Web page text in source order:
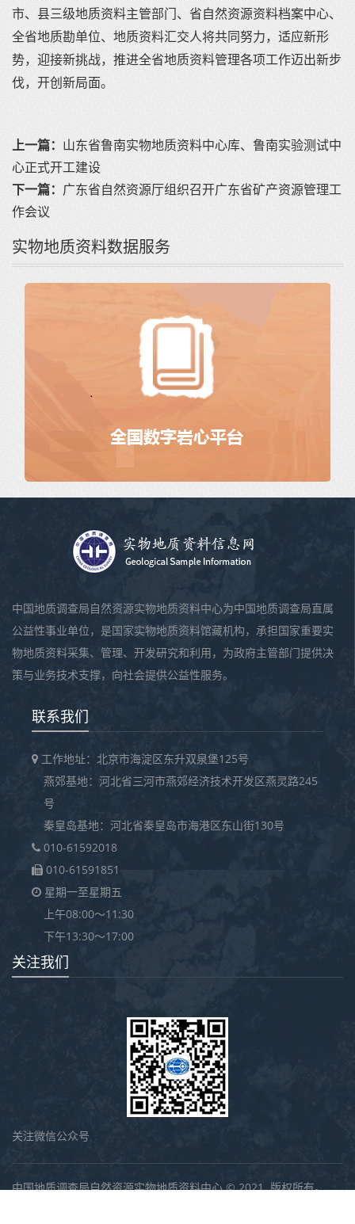
市、县三级地质资料主管部门、省自然资源资料档案中心、
全省地质勘单位、地质资料汇交人将共同努力，适应新形
势，迎接新挑战，推进全省地质资料管理各项工作迈出新步
伐，开创新局面。
上一篇： 山东省鲁南实物地质资料中心库、鲁南实验测试中
心正式开工建设
下一篇： 广东省自然资源厅组织召开广东省矿产资源管理工
作会议
实物地质资料数据服务
中国地质调查局自然资源实物地质资料中心为中国地质调查局直属
公益性事业单位，是国家实物地质资料馆藏机构，承担国家重要实
物地质资料采集、管理、开发研究和利用，为政府主管部门提供决
策与业务技术支撑，向社会提供公益性服务。
联系我们
工作地址：北京市海淀区东升双泉堡125号
燕郊基地：河北省三河市燕郊经济技术开发区燕灵路245
号
秦皇岛基地：河北省秦皇岛市海港区东山街130号
010-61592018
010-61591851
星期一至星期五
上午08:00～11:30
下午13:30～17:00
关注我们
关注微信公众号
中国地质调查局自然资源实物地质资料中心 © 2021. 版权所有。